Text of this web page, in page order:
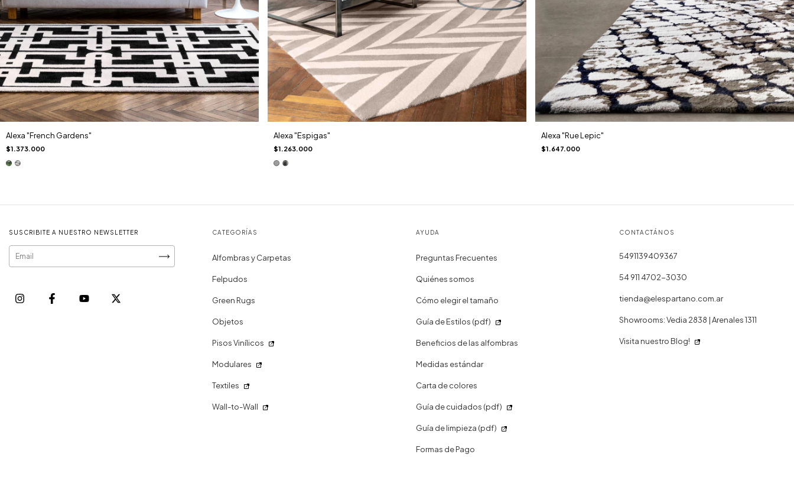
Alexa "French Gardens"
$1.373.000
Alexa "Espigas"
$1.263.000
Alexa "Rue Lepic"
$1.647.000
SUSCRIBITE A NUESTRO NEWSLETTER CATEGORÍAS
Alfombras y Carpetas
Felpudos
Green Rugs
Objetos
Pisos Vinílicos
Modulares
Textiles
Wall-to-Wall
AYUDA
Preguntas Frecuentes
Quiénes somos
Cómo elegir el tamaño
Guía de Estilos (pdf)
Beneficios de las alfombras
Medidas estándar
Carta de colores
Guía de cuidados (pdf)
Guía de limpieza (pdf)
Formas de Pago
CONTACTÁNOS
5491139409367
54 911 4702-3030
tienda@elespartano.com.ar
Showrooms: Vedia 2838 | Arenales 1311
Visita nuestro Blog!